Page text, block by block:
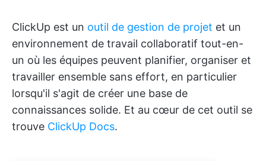
ClickUp est un outil de gestion de projet et un
environnement de travail collaboratif tout-en-
un où les équipes peuvent planifier, organiser et
travailler ensemble sans effort, en particulier
lorsqu'il s'agit de créer une base de
connaissances solide. Et au cœur de cet outil se
trouve ClickUp Docs.